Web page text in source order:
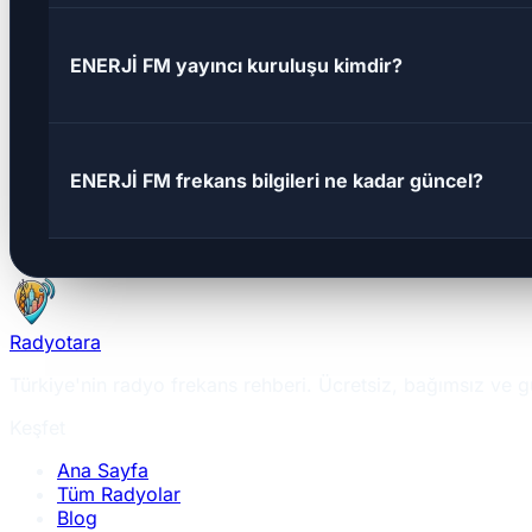
ENERJİ FM yayıncı kuruluşu kimdir?
ENERJİ FM frekans bilgileri ne kadar güncel?
Radyotara
Ana Sayfa
Tüm Radyolar
Blog